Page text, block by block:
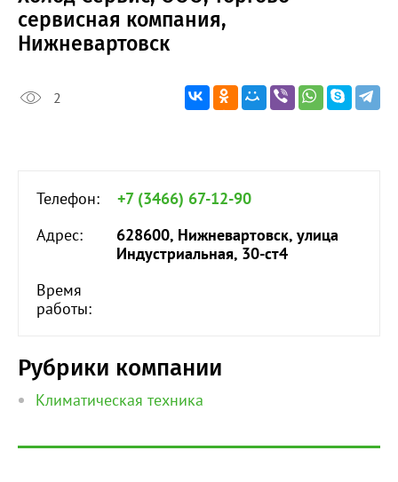
сервисная компания,
Нижневартовск
2
Телефон:
+7 (3466) 67-12-90
Адрес:
628600, Нижневартовск, улица
Индустриальная, 30-ст4
Время
работы:
Рубрики компании
Климатическая техника